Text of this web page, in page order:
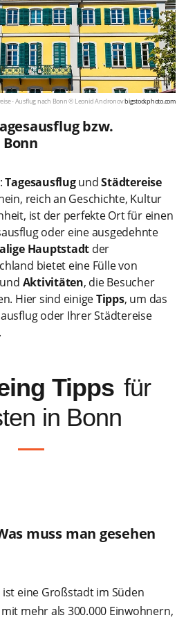
- Ausflug nach Bonn © Leonid Andronovbigstockphoto.com
bzw.
TagesausflugundStädtereise
reich an Geschichte, Kultur
ist der perfekte Ort für einen
oder eine ausgedehnte
Hauptstadt der
bietet eine Fülle von
und Aktivitäten, die Besucher
Hier sind einigeTipps, um das
oder Ihrer Städtereise
Tipps für
in Bonn
muss man gesehen
eine Großstadt im Süden
mehr als 300.000 Einwohnern,